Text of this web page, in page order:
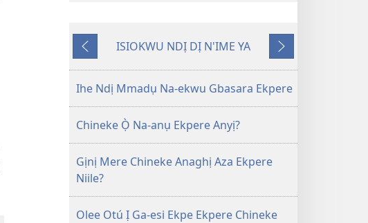
ga-
ỤLỌ
NCHE
Mere
I
Ji
Ịna-
ekpe
Laghachi
ISIOKWU NDỊ DỊ N'IME YA
Gaa
n'Ọzọ
Ihe Ndị Mmadụ Na-ekwu Gbasara Ekpere
Chineke Ọ̀ Na-anụ Ekpere Anyị?
Gịnị Mere Chineke Anaghị Aza Ekpere
Niile?
Olee Otú Ị Ga-esi Ekpe Ekpere Chineke